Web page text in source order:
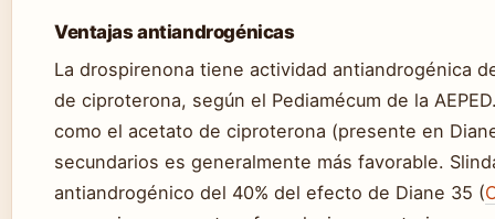
Ventajas antiandrogénicas
La drospirenona tiene actividad antiandrogénica
de ciproterona, según el Pediamécum de la
como el acetato de ciproterona (presente en
secundarios es generalmente más favorable.
antiandrogénico del 40% del efecto de Diane 35 (